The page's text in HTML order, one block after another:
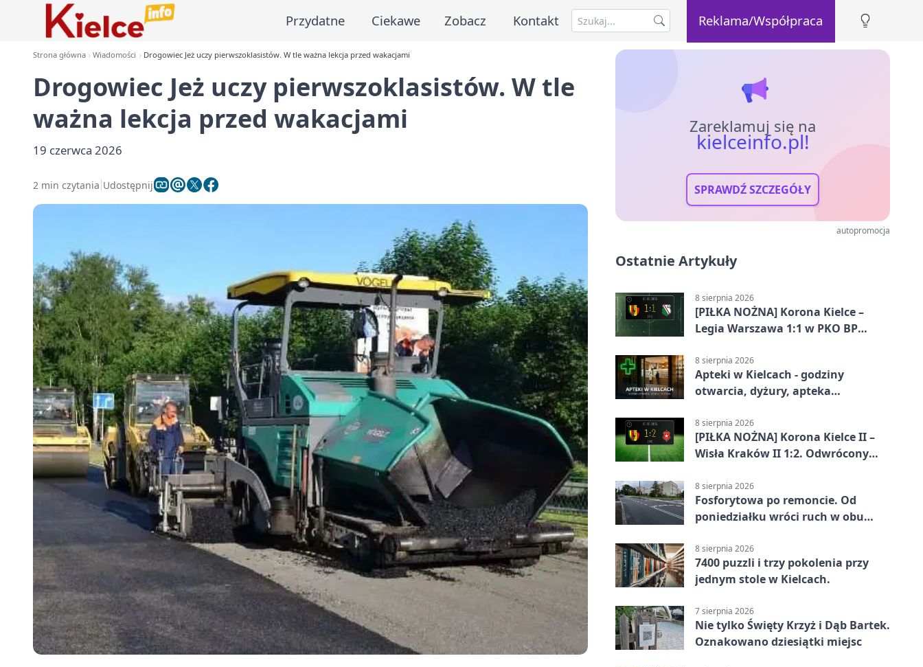
Przydatne Ciekawe Zobacz Kontakt Reklama/Współpraca
Strona główna Wiadomości Drogowiec Jeż uczy pierwszoklasistów. W tle ważna lekcja przed wakacjami
Drogowiec Jeż uczy pierwszoklasistów. W tle
ważna lekcja przed wakacjami
19 czerwca 2026
2 min czytania Udostępnij
Zareklamuj się na
kielceinfo.pl!
SPRAWDŹ SZCZEGÓŁY
autopromocja
Ostatnie Artykuły
8 sierpnia 2026
[PIŁKA NOŻNA] Korona Kielce –
Legia Warszawa 1:1 w PKO BP
zatrzymali lidera
8 sierpnia 2026
Apteki w Kielcach - godziny
otwarcia, dyżury, apteka
8 sierpnia 2026
[PIŁKA NOŻNA] Korona Kielce II –
Wisła Kraków II 1:2. Odwrócony
(Grupa IV)
8 sierpnia 2026
Fosforytowa po remoncie. Od
poniedziałku wróci ruch w obu
8 sierpnia 2026
7400 puzzli i trzy pokolenia przy
jednym stole w Kielcach.
7 sierpnia 2026
Nie tylko Święty Krzyż i Dąb Bartek.
Oznakowano dziesiątki miejsc